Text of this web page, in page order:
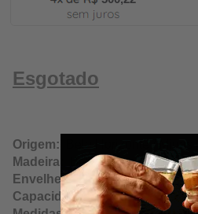
Esgotado
Origem:
Madeira:
Bálsamo
Envelhecimento:Cachaça,
Capacidade:50 Litros/50000ml